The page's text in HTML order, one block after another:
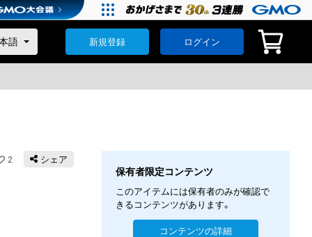
新規登録 ログイン
2 シェア
保有者限定コンテンツ
このアイテムには保有者のみが確認で
きるコンテンツがあります。
コンテンツの詳細